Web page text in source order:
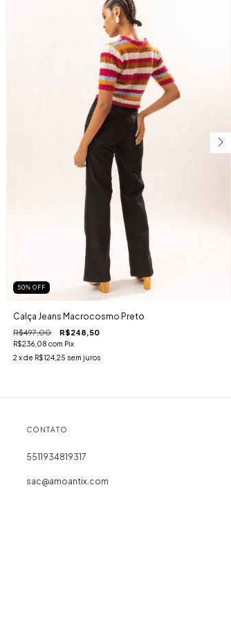
50%OFF
Calça Jeans Macrocosmo Preto
R$497,00 R$248,50
R$236,08com Pix
2 x de R$124,25 sem juros
CONTATO
5511934819317
sac@amoantix.com